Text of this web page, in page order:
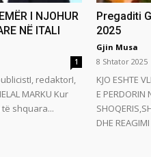
I NJOHUR
NË ITALI
1
redaktorI,
Kur
shquara...
Pregaditi
2025
Gjin Musa
8 Shtator 2025
KJO ESHTE
E PERDORIN
DHE